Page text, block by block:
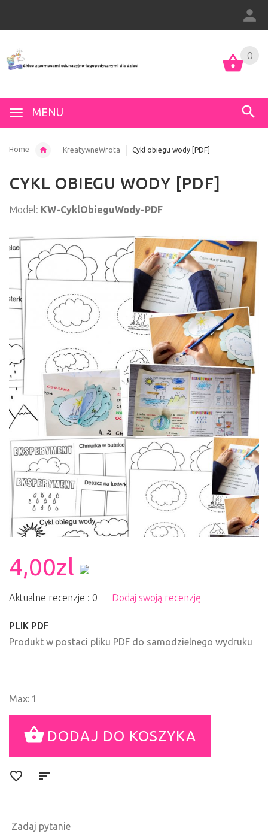
MENU
0
Home KreatywneWrota Cykl obiegu wody [PDF]
CYKL OBIEGU WODY [PDF]
Model: KW-CyklObieguWody-PDF
4,00zl
Aktualne recenzje : 0 Dodaj swoją recenzję
PLIK PDF
Produkt w postaci pliku PDF do samodzielnego wydruku
Max: 1
Zadaj pytanie